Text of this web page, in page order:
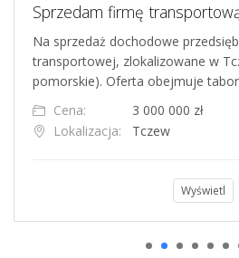
Na sprzedaż dochodowe
transportowej, zlokalizowane w
pomorskie). Oferta obejmuje
Cena:
3 000 000 zł
Lokalizacja:
Tczew
Wyświetl